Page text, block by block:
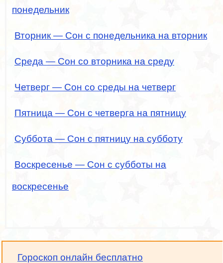
понедельник
Вторник — Сон с понедельника на вторник
Среда — Сон со вторника на среду
Четверг — Сон со среды на четверг
Пятница — Сон с четверга на пятницу
Суббота — Сон с пятницу на субботу
Воскресенье — Сон с субботы на
воскресенье
Гороскоп онлайн бесплатно